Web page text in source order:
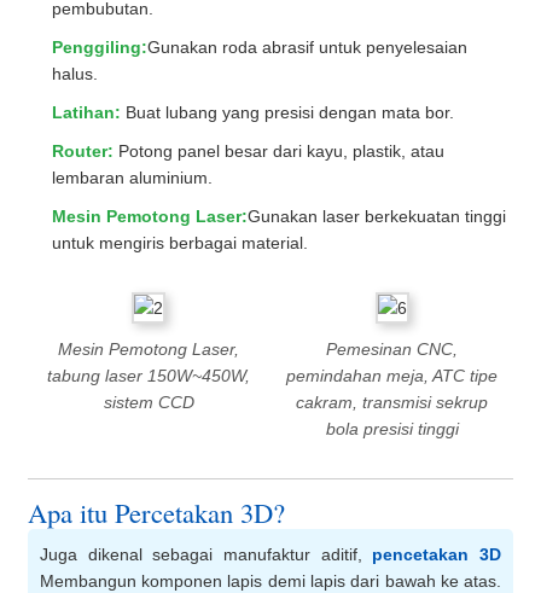
pembubutan.
Penggiling:Gunakan roda abrasif untuk penyelesaian
halus.
Latihan: Buat lubang yang presisi dengan mata bor.
Router: Potong panel besar dari kayu, plastik, atau
lembaran aluminium.
Mesin Pemotong Laser:Gunakan laser berkekuatan tinggi
untuk mengiris berbagai material.
Mesin Pemotong Laser,
tabung laser 150W~450W,
sistem CCD
Pemesinan CNC,
pemindahan meja, ATC tipe
cakram, transmisi sekrup
bola presisi tinggi
Apa itu Percetakan 3D?
Juga dikenal sebagai manufaktur aditif, pencetakan 3D
Membangun komponen lapis demi lapis dari bawah ke atas.